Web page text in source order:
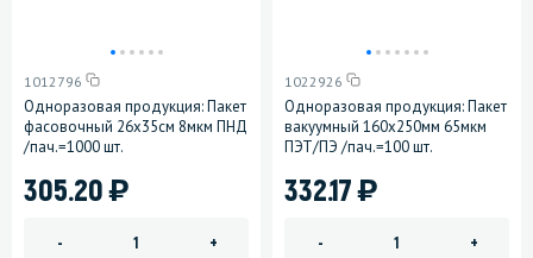
1012796
Одноразовая продукция: Пакет
фасовочный 26х35см 8мкм ПНД
/пач.=1000 шт.
305.20)
- +
1022926
Одноразовая продукция: Пакет
вакуумный 160х250мм 65мкм
ПЭТ/ПЭ /пач.=100 шт.
332.17)
- +